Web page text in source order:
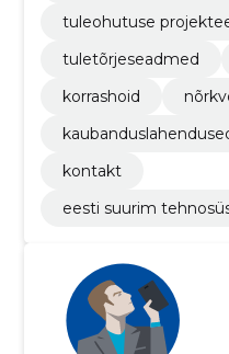
tuleohutuse
tuletõrjeseadmed
korrashoid
kontakt
eesti suurim